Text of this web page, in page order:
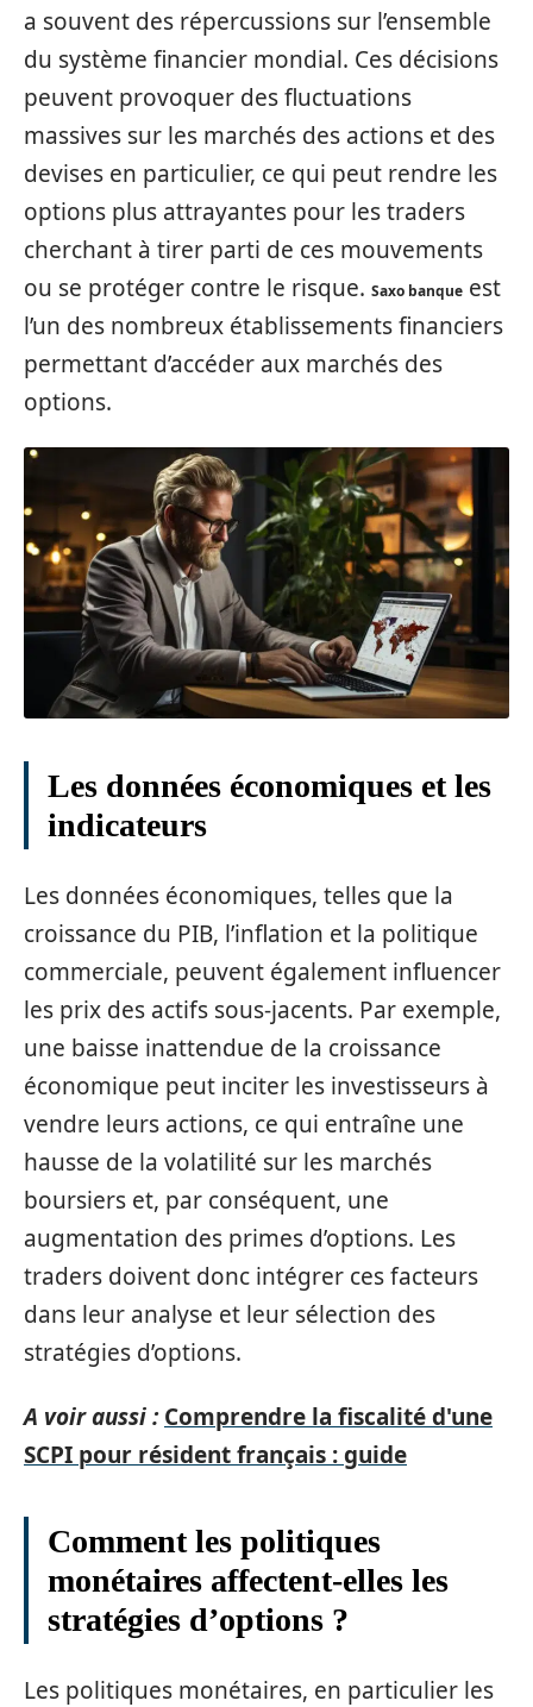
a souvent des répercussions sur l’ensemble
du système financier mondial. Ces décisions
peuvent provoquer des fluctuations
massives sur les marchés des actions et des
devises en particulier, ce qui peut rendre les
options plus attrayantes pour les traders
cherchant à tirer parti de ces mouvements
ou se protéger contre le risque. Saxo banque est
l’un des nombreux établissements financiers
permettant d’accéder aux marchés des
options.
Les données économiques et les
indicateurs
Les données économiques, telles que la
croissance du PIB, l’inflation et la politique
commerciale, peuvent également influencer
les prix des actifs sous-jacents. Par exemple,
une baisse inattendue de la croissance
économique peut inciter les investisseurs à
vendre leurs actions, ce qui entraîne une
hausse de la volatilité sur les marchés
boursiers et, par conséquent, une
augmentation des primes d’options. Les
traders doivent donc intégrer ces facteurs
dans leur analyse et leur sélection des
stratégies d’options.
A voir aussi : Comprendre la fiscalité d'une
SCPI pour résident français : guide
Comment les politiques
monétaires affectent-elles les
stratégies d’options ?
Les politiques monétaires, en particulier les